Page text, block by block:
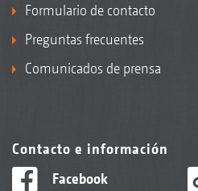
Formulario de contacto
Preguntas frecuentes
Comunicados de prensa
Contacto e información
Facebook